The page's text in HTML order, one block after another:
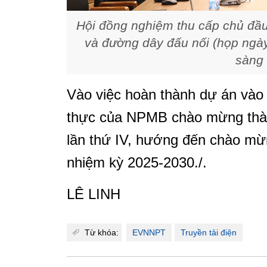
Hội đồng nghiệm thu cấp chủ
và đường dây đấu nối (họp
sàng
Vào việc hoàn thành dự án
thực của NPMB chào mừng
lần thứ IV, hướng đến chào
nhiệm kỳ 2025-2030./.
LÊ LINH
Từ khóa: EVNNPT Truyền tải điện